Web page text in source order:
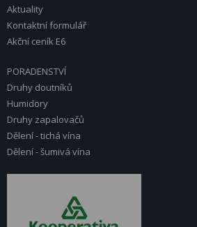
Aktuality
Kontaktní formulář
Akční ceník E6
PORADENSTVÍ
Druhy doutníků
Humidory
Druhy zapalovačů
Dělení - tichá vína
Dělení - šumivá vína